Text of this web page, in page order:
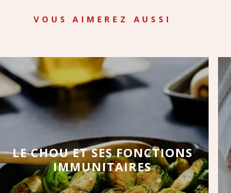
VOUS AIMEREZ AUSSI
LE CHOU ET SES FONCTIONS
IMMUNITAIRES